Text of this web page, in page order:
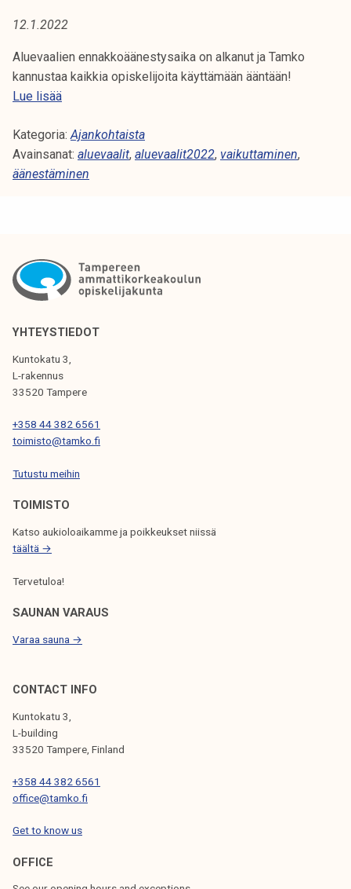
t
a
h
e
m
m
!
12.1.2022
Aluevaalien ennakkoäänestysaika on alkanut ja Tamko
kannustaa kaikkia opiskelijoita käyttämään ääntään!
Lue lisääA
u
e
v
e
n
n
a
k
o
ä
ä
e
s
s
o
a
k
n
!
Kategoria:Ajankohtaista
Avainsanat: aluevaalit, aluevaalit2022, vaikuttaminen,
äänestäminen
YHTEYSTIEDOT
Kuntokatu 3,
L-rakennus
33520 Tampere
+358 44 382 6561
toimisto@tamko.fi
Tutustu meihin
TOIMISTO
Katso aukioloaikamme ja poikkeukset niissä
täältä →
Tervetuloa!
SAUNAN VARAUS
Varaa sauna →
CONTACT INFO
Kuntokatu 3,
L-building
33520 Tampere, Finland
+358 44 382 6561
office@tamko.fi
Get to know us
OFFICE